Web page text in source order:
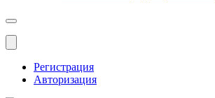
Меню
Регистрация
Авторизация